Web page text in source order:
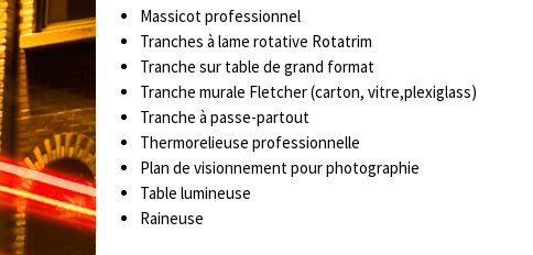
Massicot professionnel
Tranches à lame rotative Rotatrim
Tranche sur table de grand format
Tranche murale Fletcher (carton, vitre,plexiglass)
Tranche à passe-partout
Thermorelieuse professionnelle
Plan de visionnement pour photographie
Table lumineuse
Raineuse